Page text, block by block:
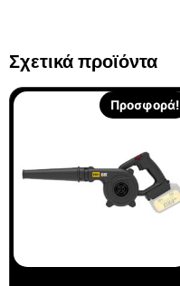
Σχετικά προϊόντα
Προσφορά!